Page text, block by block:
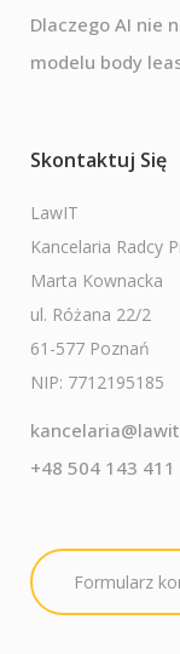
Dlaczego AI nie
modelu body
Skontaktuj Się
LawIT
Kancelaria Radcy
Marta Kownacka
ul. Różana 22/2
61-577 Poznań
NIP: 7712195185
+48 504 143 411
Formularz